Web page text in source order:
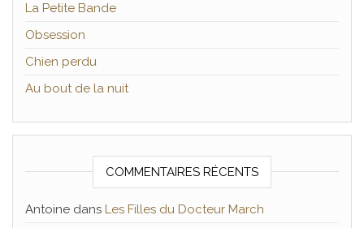
La Petite Bande
Obsession
Chien perdu
Au bout de la nuit
COMMENTAIRES RÉCENTS
Antoine dans Les Filles du Docteur March